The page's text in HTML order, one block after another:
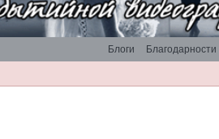
Благодарности
Блоги